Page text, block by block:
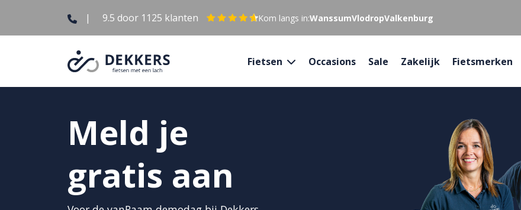
| 9.5 door 1125 klanten Kom langs in:WanssumVlodropValkenburg
Fietsen Occasions Sale Zakelijk Fietsmerken
Meld je
gratis aan